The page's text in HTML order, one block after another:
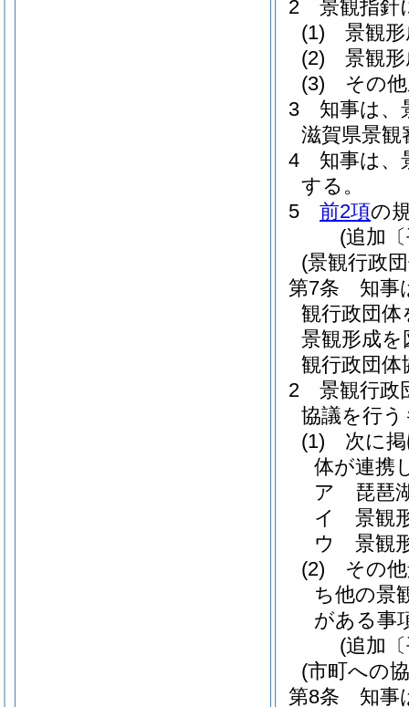
2
景観指針
(1)
景観
(2)
景観
(3)
その
3
知事は、
滋賀県景
4
知事は、
する。
5
前2項の
(追加
(景観行政
第7条
知事
観行政団
景観形成
観行政団体
2
景観行政
協議を行
(1)
次に
体が連携
ア
琵琶
イ
景観
ウ
景観
(2)
その
ち他の景
がある事
(追加
(市町への
第8条
知事